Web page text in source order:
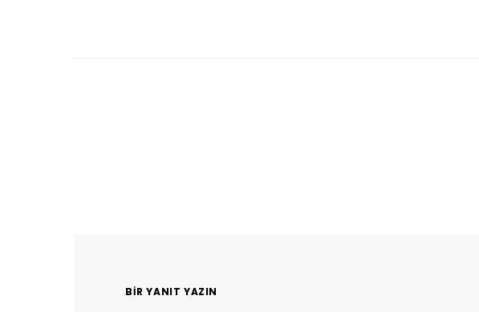
BIR YANIT YAZIN